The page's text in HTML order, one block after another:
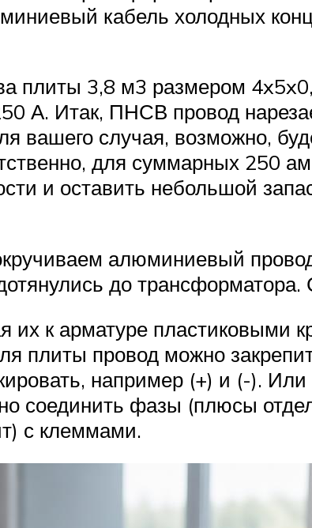
кабель холодных
плиты 3,8 м3 размером
А. Итак, ПНСВ провод
случая, возможно,
для суммарных 250
и оставить небольшой
алюминиевый
до трансформатора.
их к арматуре пластиковыми
плиты провод можно
например (+) и (-).
соединить фазы (плюсы
с клеммами.